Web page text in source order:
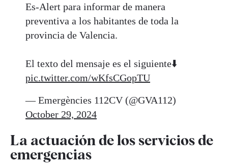
Es-Alert para informar de manera
preventiva a los habitantes de toda la
provincia de Valencia.
El texto del mensaje es el siguiente⬇️
pic.twitter.com/wKfsCGopTU
— Emergències 112CV (@GVA112)
October 29, 2024
La actuación de los servicios de
emergencias